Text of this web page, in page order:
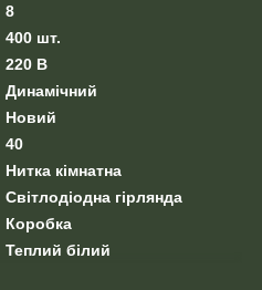
8
400 шт.
220 В
Динамічний
Новий
40
Нитка кімнатна
Світлодіодна гірлянда
Коробка
Теплий білий